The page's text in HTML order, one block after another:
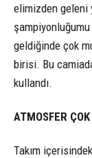
elimizden geleni
geldiğinde çok
birisi. Bu
kullandı.
ATMOSFER
Takım